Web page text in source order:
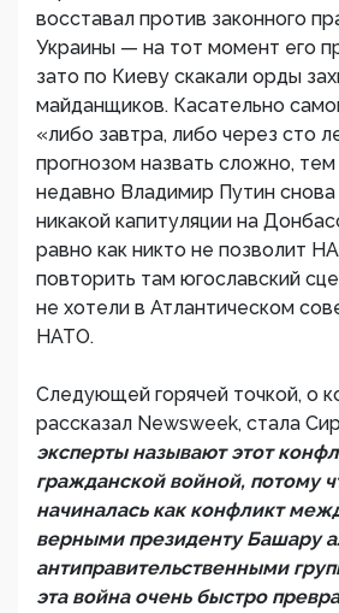
восставал против законного
Украины — на тот момент его
зато по Киеву скакали орды
майданщиков. Касательно
«либо завтра, либо через сто
прогнозом назвать сложно,
недавно Владимир Путин
никакой капитуляции на
равно как никто не позволит
повторить там югославский
не хотели в Атлантическом
НАТО.
Следующей горячей точкой, о
рассказал Newsweek, стала
эксперты называют этот
гражданской войной, потому
начиналась как конфликт
верными президенту Башару
антиправительственными
эта война очень быстро